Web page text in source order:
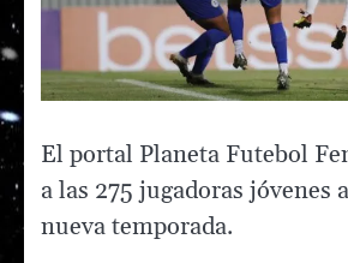
El portal Planeta Futebol
a las 275 jugadoras jóvenes
nueva temporada.